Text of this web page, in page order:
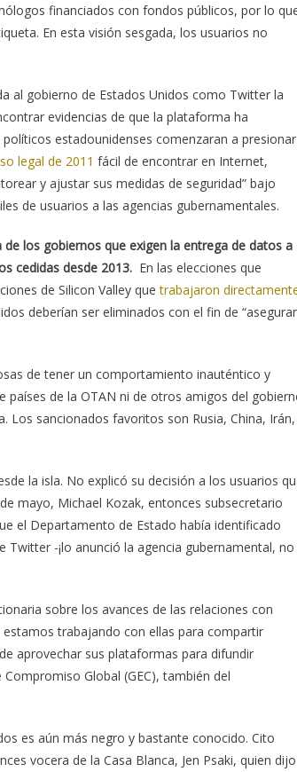
financiados con fondos públicos, por lo
En esta visión sesgada, los usuarios no
al gobierno de Estados Unidos como Twitter la
evidencias de que la plataforma ha
estadounidenses comenzaran a presionar
legal de 2011 fácil de encontrar en Internet,
y ajustar sus medidas de seguridad” bajo
de usuarios a las agencias gubernamentales.
los gobiernos que exigen la entrega de datos a
cedidas desde 2013. En las elecciones que
de Silicon Valley que trabajaron
deberían ser eliminados con el fin de
de tener un comportamiento inauténtico y
de la OTAN ni de otros amigos del
Los sancionados favoritos son Rusia, China, Irán,
la isla. No explicó su decisión a los usuarios
mayo, Michael Kozak, entonces subsecretario
el Departamento de Estado había identificado
Twitter -¡lo anunció la agencia gubernamental, no
sobre los avances de las relaciones con
trabajando con ellas para compartir
aprovechar sus plataformas para difundir
Global (GEC), también del
es aún más negro y bastante conocido. Cito
vocera de la Casa Blanca, Jen Psaki, quien dijo